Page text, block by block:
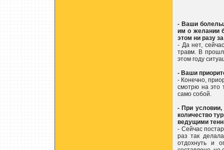
- Ваши
им о желании
этом ни разу
- Да нет,
травм. В
этом году
- Ваши
- Конечно,
смотрю на это
само собой.
- При условии,
количество
ведущими
- Сейчас
раз так
отдохнуть и